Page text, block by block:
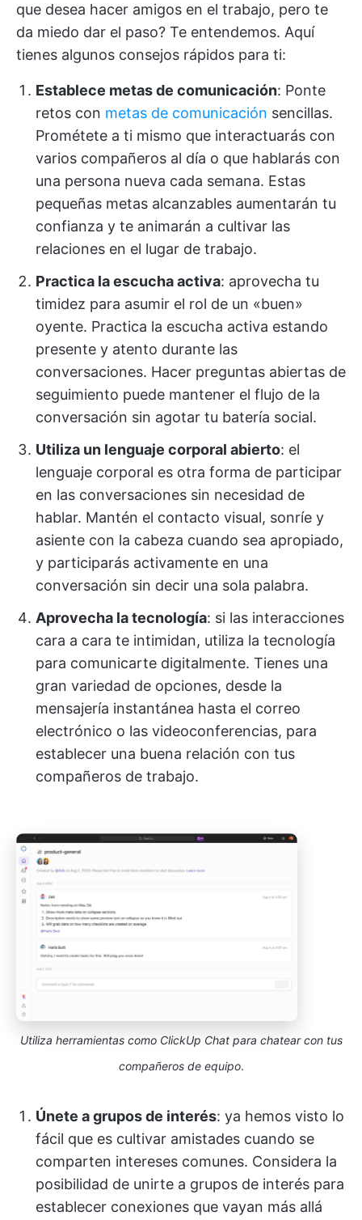
que desea hacer amigos en el trabajo, pero te
da miedo dar el paso? Te entendemos. Aquí
tienes algunos consejos rápidos para ti:
Establece metas de comunicación: Ponte
retos con metas de comunicación sencillas.
Prométete a ti mismo que interactuarás con
varios compañeros al día o que hablarás con
una persona nueva cada semana. Estas
pequeñas metas alcanzables aumentarán tu
confianza y te animarán a cultivar las
relaciones en el lugar de trabajo.
Practica la escucha activa: aprovecha tu
timidez para asumir el rol de un «buen»
oyente. Practica la escucha activa estando
presente y atento durante las
conversaciones. Hacer preguntas abiertas de
seguimiento puede mantener el flujo de la
conversación sin agotar tu batería social.
Utiliza un lenguaje corporal abierto: el
lenguaje corporal es otra forma de participar
en las conversaciones sin necesidad de
hablar. Mantén el contacto visual, sonríe y
asiente con la cabeza cuando sea apropiado,
y participarás activamente en una
conversación sin decir una sola palabra.
Aprovecha la tecnología: si las interacciones
cara a cara te intimidan, utiliza la tecnología
para comunicarte digitalmente. Tienes una
gran variedad de opciones, desde la
mensajería instantánea hasta el correo
electrónico o las videoconferencias, para
establecer una buena relación con tus
compañeros de trabajo.
Utiliza herramientas como ClickUp Chat para chatear con tus
compañeros de equipo.
Únete a grupos de interés: ya hemos visto lo
fácil que es cultivar amistades cuando se
comparten intereses comunes. Considera la
posibilidad de unirte a grupos de interés para
establecer conexiones que vayan más allá